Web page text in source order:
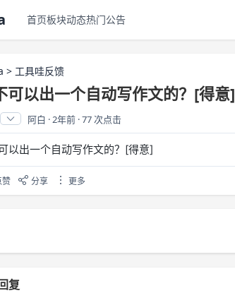
首页板块动态热门公告
> 工具哇反馈
可以出一个自动写作文的？[得意]
阿白 ·2年前 ·77 次点击
以出一个自动写作文的？[得意]
赞 分享 更多
复